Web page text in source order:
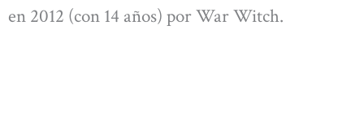
en 2012 (con 14 años) por War Witch.